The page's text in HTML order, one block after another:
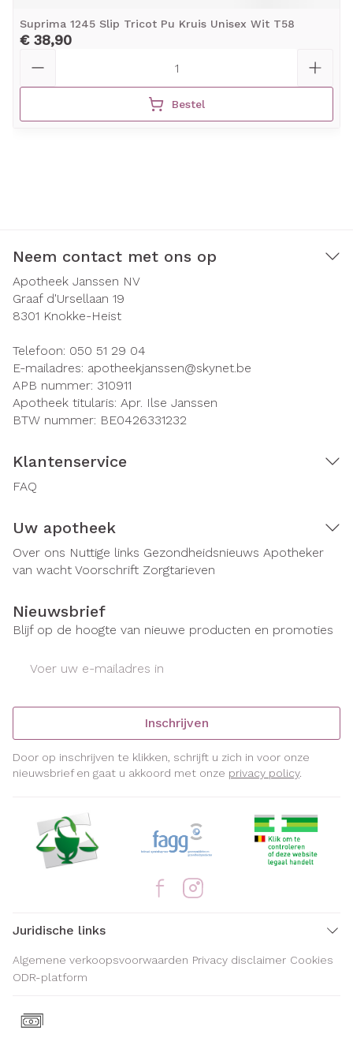
Suprima 1245 Slip Tricot Pu Kruis Unisex Wit T58
€ 38,90
Bestel
Neem contact met ons op
Apotheek Janssen NV
Graaf d'Ursellaan 19
8301 Knokke-Heist
Telefoon: 050 51 29 04
E-mailadres: apotheekjanssen@skynet.be
APB nummer: 310911
Apotheek titularis: Apr. Ilse Janssen
BTW nummer: BE0426331232
Klantenservice
FAQ
Uw apotheek
Over ons Nuttige links Gezondheidsnieuws Apotheker
van wacht Voorschrift Zorgtarieven
Nieuwsbrief
Blijf op de hoogte van nieuwe producten en promoties
Inschrijven
Door op inschrijven te klikken, schrijft u zich in voor onze
nieuwsbrief en gaat u akkoord met onze privacy policy.
Juridische links
Algemene verkoopsvoorwaarden Privacy disclaimer Cookies
ODR-platform